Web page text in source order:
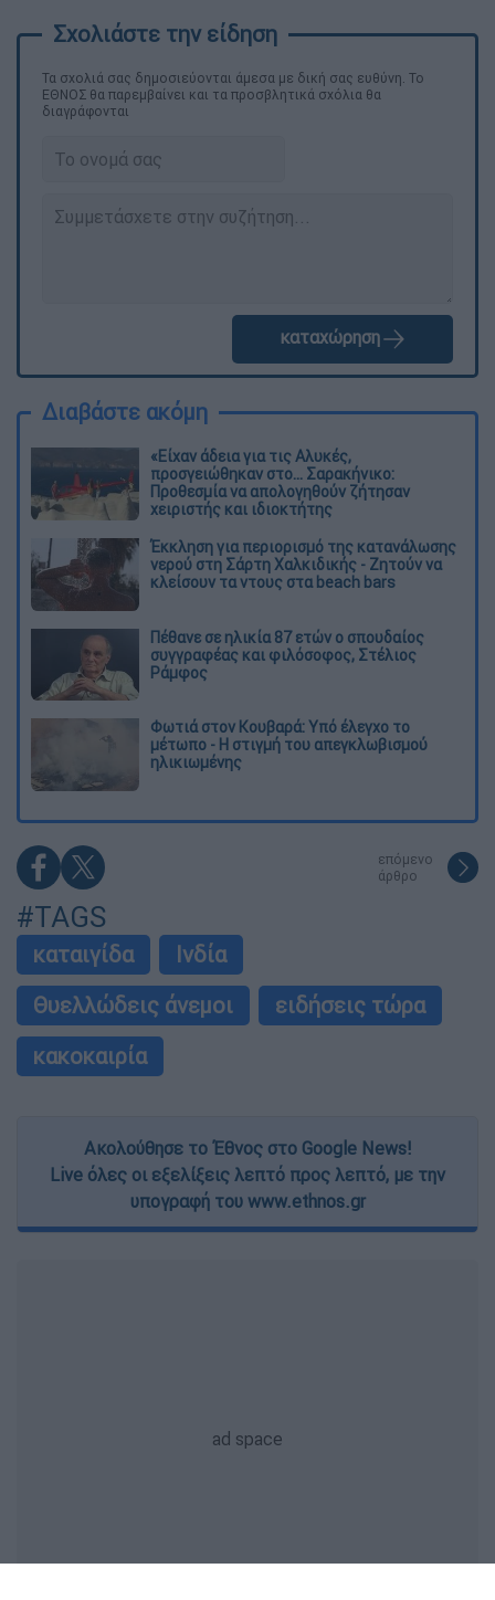
Τα σχολιά σας δημοσιεύονται άμεσα με δική σας ευθύνη. Το
ΕΘΝΟΣ θα παρεμβαίνει και τα προσβλητικά σχόλια θα
διαγράφονται
καταχώρηση
Διαβάστε ακόμη
«Είχαν άδεια για τις Αλυκές,
προσγειώθηκαν στο... Σαρακήνικο:
Προθεσμία να απολογηθούν ζήτησαν
χειριστής και ιδιοκτήτης
Έκκληση για περιορισμό της κατανάλωσης
νερού στη Σάρτη Χαλκιδικής - Ζητούν να
κλείσουν τα ντους στα beach bars
Πέθανε σε ηλικία 87 ετών ο σπουδαίος
συγγραφέας και φιλόσοφος, Στέλιος
Ράμφος
Φωτιά στον Κουβαρά: Υπό έλεγχο το
μέτωπο - Η στιγμή του απεγκλωβισμού
ηλικιωμένης
επόμενο
άρθρο
#TAGS
καταιγίδα
Ινδία
Θυελλώδεις άνεμοι
ειδήσεις τώρα
κακοκαιρία
Ακολούθησε το Έθνος στο Google News!
Live όλες οι εξελίξεις λεπτό προς λεπτό, με την
υπογραφή του www.ethnos.gr